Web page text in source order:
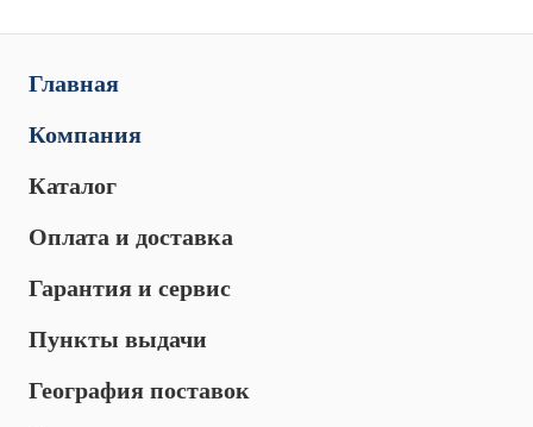
Главная
Компания
Каталог
Оплата и доставка
Гарантия и сервис
Пункты выдачи
География поставок